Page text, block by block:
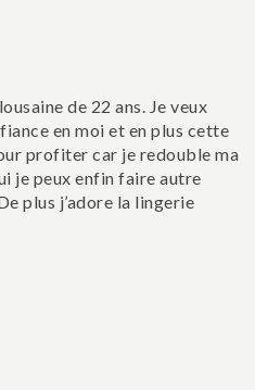
de 22 ans. Je veux
en moi et en plus cette
profiter car je redouble ma
je peux enfin faire autre
plus j’adore la lingerie